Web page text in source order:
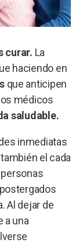
curar. La
haciendo en
que anticipen
médicos
saludable.
inmediatas
el cada
Al dejar de
a una